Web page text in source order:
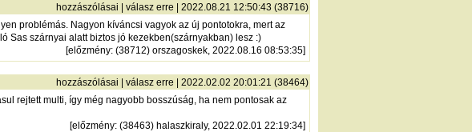
hozzászólásai | válasz erre | 2022.08.21 12:50:43 (38716)
problémás. Nagyon kíváncsi vagyok az új pontotokra, mert az
Sas szárnyai alatt biztos jó kezekben(szárnyakban) lesz :)
[előzmény: (38712) orszagoskek, 2022.08.16 08:53:35]
hozzászólásai | válasz erre | 2022.02.02 20:01:21 (38464)
rejtett multi, így még nagyobb bosszúság, ha nem pontosak az
[előzmény: (38463) halaszkiraly, 2022.02.01 22:19:34]